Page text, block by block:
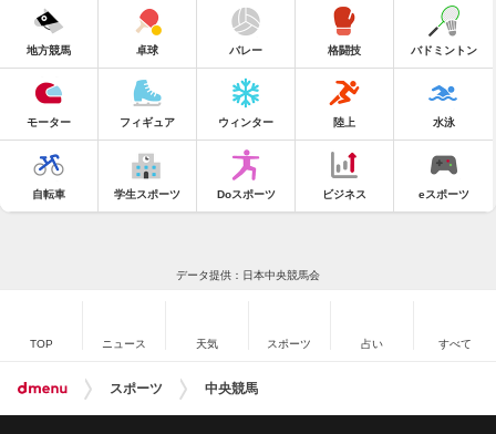
地方競馬 卓球 バレー 格闘技 バドミントン
モーター フィギュア ウィンター 陸上 水泳
自転車 学生スポーツ Doスポーツ ビジネス eスポーツ
データ提供：日本中央競馬会
TOP ニュース 天気 スポーツ 占い すべて
スポーツ 中央競馬